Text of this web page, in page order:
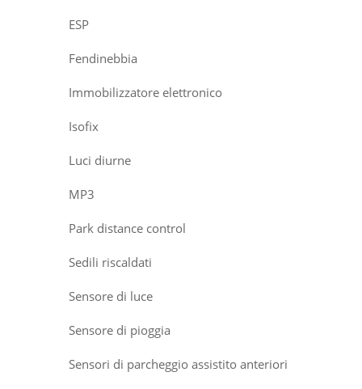
ESP
Fendinebbia
Immobilizzatore elettronico
Isofix
Luci diurne
MP3
Park distance control
Sedili riscaldati
Sensore di luce
Sensore di pioggia
Sensori di parcheggio assistito anteriori